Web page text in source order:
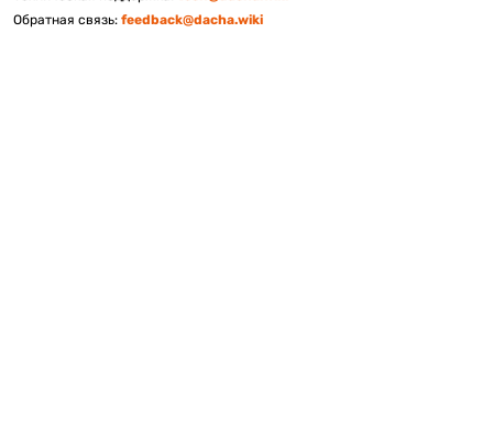
Обратная связь: feedback@dacha.wiki